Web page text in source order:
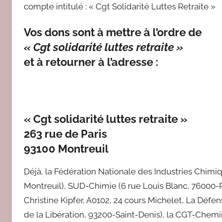
compte intitulé : « Cgt Solidarité Luttes Retraite »
Vos dons sont à mettre à l’ordre de
« Cgt solidarité luttes retraite »
et à retourner à l’adresse :
« Cgt solidarité luttes retraite »
263 rue de Paris
93100 Montreuil
Déjà, la Fédération Nationale des Industries
Montreuil), SUD-Chimie (6 rue Louis Blanc,
Christine Kipfer, A0102, 24 cours Michelet, La
de la Libération, 93200-Saint-Denis), la CGT-